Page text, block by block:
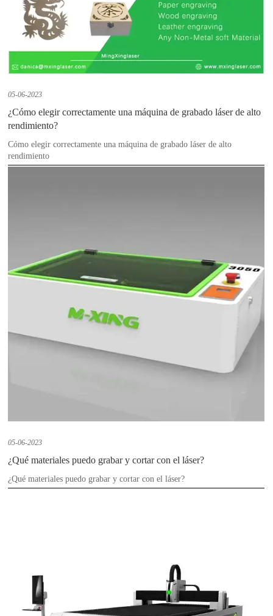
05-06-2023
¿Cómo elegir correctamente una máquina de grabado láser de alto
rendimiento?
Cómo elegir correctamente una máquina de grabado láser de alto
rendimiento
05-06-2023
¿Qué materiales puedo grabar y cortar con el láser?
¿Qué materiales puedo grabar y cortar con el láser?